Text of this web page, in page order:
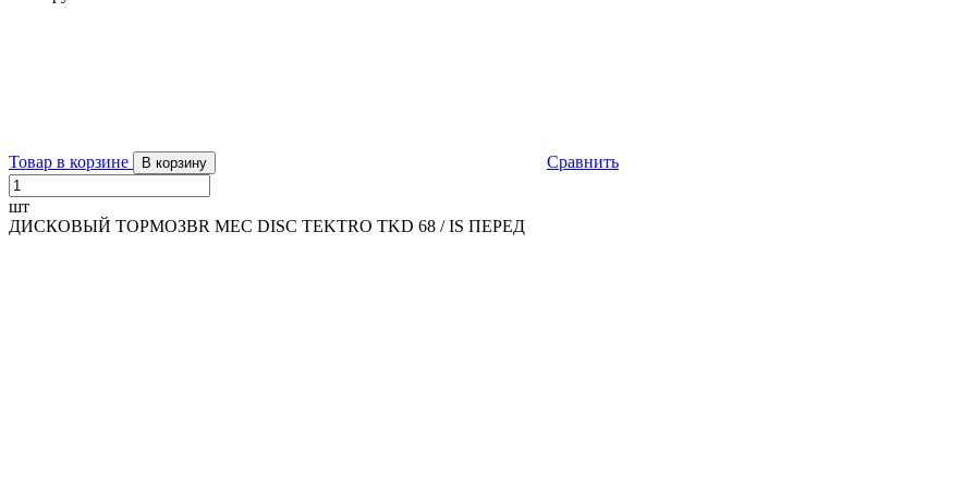
Товар в корзине В корзину Сравнить
шт
ДИСКОВЫЙ ТОРМОЗBR MEC DISC TEKTRO TKD 68 / IS ПЕРЕД